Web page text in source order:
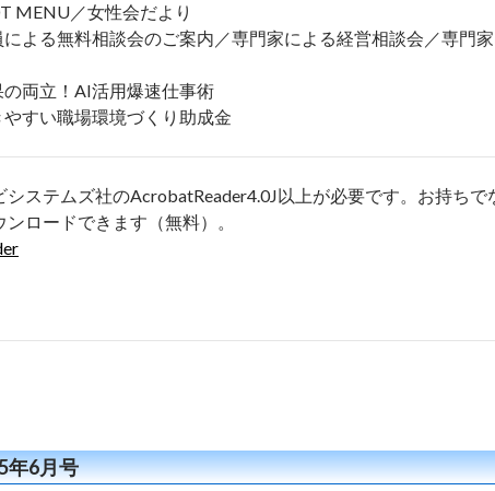
MENU／女性会だより
よる無料相談会のご案内／専門家による経営相談会／専門
立！AI活用爆速仕事術
い職場環境づくり助成金
システムズ社のAcrobatReader4.0J以上が必要です。お持ち
ロードできます（無料）。
6月号